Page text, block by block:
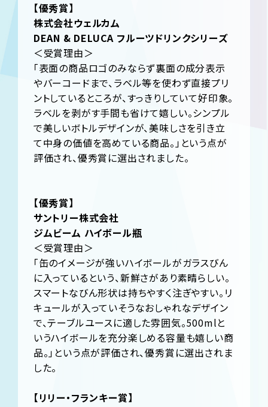
【優秀賞】
株式会社ウェルカム
DEAN & DELUCA フルーツドリンクシリーズ
＜受賞理由＞
「表面の商品ロゴのみならず裏面の成分表示
やバーコードまで、ラベル等を使わず直接プリ
ントしているところが、すっきりしていて好印象。
ラベルを剥がす手間も省けて嬉しい。シンプル
で美しいボトルデザインが、美味しさを引き立
て中身の価値を高めている商品。」という点が
評価され、優秀賞に選出されました。
【優秀賞】
サントリー株式会社
ジムビーム ハイボール瓶
＜受賞理由＞
「缶のイメージが強いハイボールがガラスびん
に入っているという、新鮮さがあり素晴らしい。
スマートなびん形状は持ちやすく注ぎやすい。リ
キュールが入っていそうなおしゃれなデザイン
で、テーブルユースに適した雰囲気。500mlと
いうハイボールを充分楽しめる容量も嬉しい商
品。」という点が評価され、優秀賞に選出されま
した。
【リリー・フランキー賞】